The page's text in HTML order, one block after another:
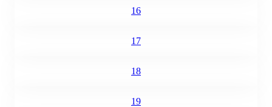
16
17
18
19